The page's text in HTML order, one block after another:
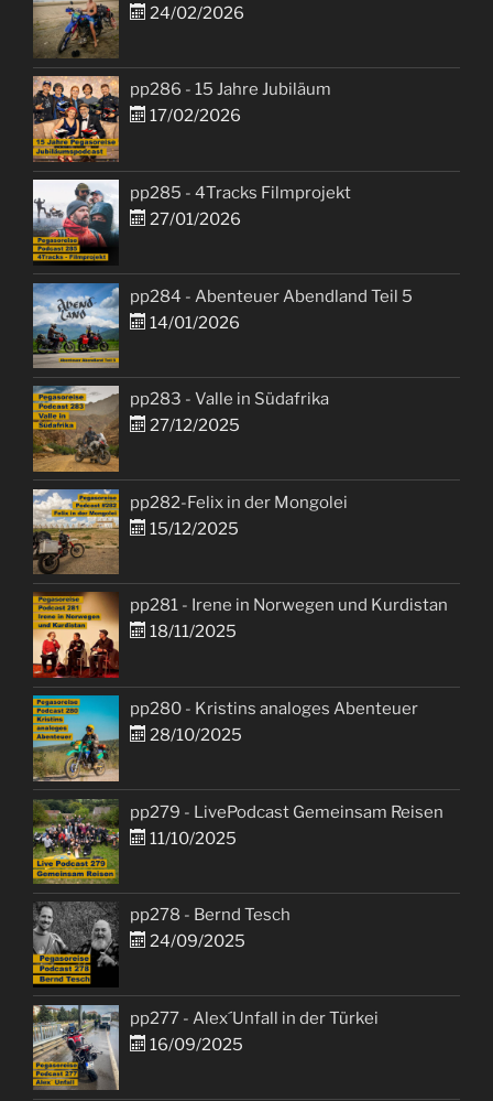
24/02/2026
pp286 - 15 Jahre Jubiläum
17/02/2026
pp285 - 4Tracks Filmprojekt
27/01/2026
pp284 - Abenteuer Abendland Teil 5
14/01/2026
pp283 - Valle in Südafrika
27/12/2025
pp282-Felix in der Mongolei
15/12/2025
pp281 - Irene in Norwegen und Kurdistan
18/11/2025
pp280 - Kristins analoges Abenteuer
28/10/2025
pp279 - LivePodcast Gemeinsam Reisen
11/10/2025
pp278 - Bernd Tesch
24/09/2025
pp277 - Alex´Unfall in der Türkei
16/09/2025